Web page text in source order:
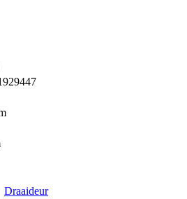
Draaideur